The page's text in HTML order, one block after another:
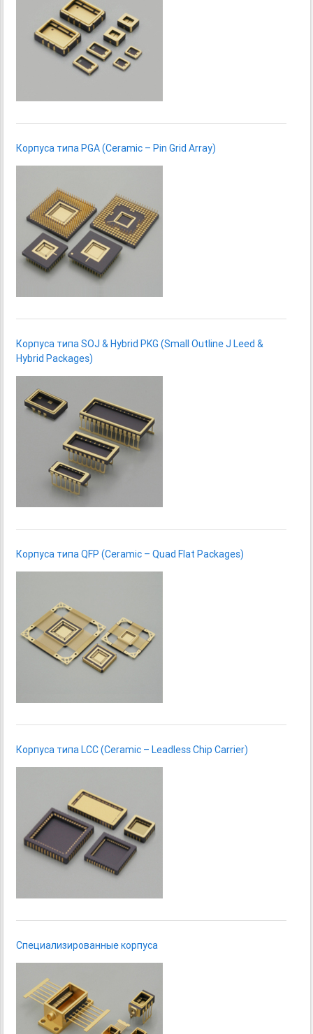
Корпуса типа PGA (Ceramic – Pin Grid Array)
Корпуса типа SOJ & Hybrid PKG (Small Outline J Leed &
Hybrid Packages)
Корпуса типа QFP (Ceramic – Quad Flat Packages)
Корпуса типа LCC (Ceramic – Leadless Chip Carrier)
Специализированные корпуса